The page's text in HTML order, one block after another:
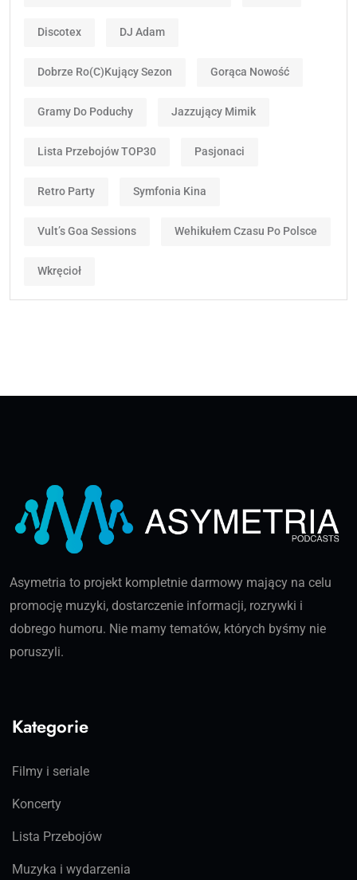
Discotex DJ Adam
Dobrze Ro(c)kujący Sezon Gorąca Nowość
Gramy Do Poduchy Jazzujący Mimik
Lista Przebojów TOP30 Pasjonaci
Retro Party Symfonia Kina
Vult’s Goa Sessions Wehikułem Czasu Po Polsce
Wkręcioł
Asymetria to projekt kompletnie darmowy mający na celu
promocję muzyki, dostarczenie informacji, rozrywki i
dobrego humoru. Nie mamy tematów, których byśmy nie
poruszyli.
Kategorie
Filmy i seriale
Koncerty
Lista Przebojów
Muzyka i wydarzenia